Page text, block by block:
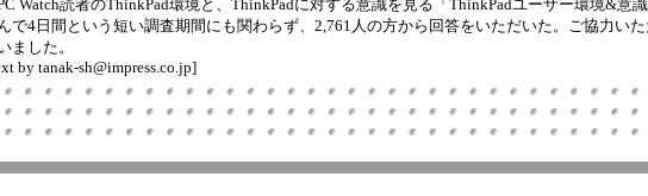
Watch読者のThinkPad環境と、ThinkPadに対する意識を見る「ThinkPadユーザー環境&意
で4日間という短い調査期間にも関わらず、2,761人の方から回答をいただいた。ご協力い
ました。
by tanak-sh@impress.co.jp]